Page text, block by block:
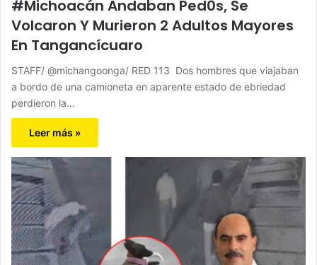
#Michoacán Andaban Ped0s, Se
Volcaron Y Murieron 2 Adultos Mayores
En Tangancícuaro
STAFF/ @michangoonga/ RED 113 Dos hombres que viajaban
a bordo de una camioneta en aparente estado de ebriedad
perdieron la…
Leer más »